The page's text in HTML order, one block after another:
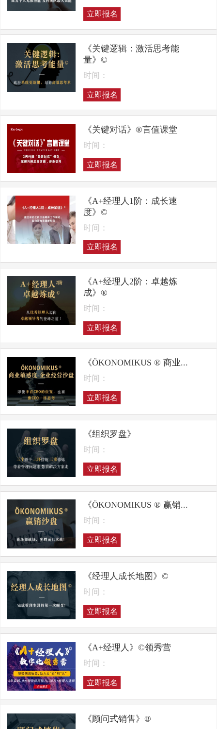
立即报名
《关键逻辑：激活思考能
量》©
时间：
立即报名
《关键对话》®言值课堂
时间：
立即报名
《A+经理人1阶：成长速
度》©
时间：
立即报名
《A+经理人2阶：卓越炼
成》®
时间：
立即报名
《ÖKONOMIKUS ® 商业...
时间：
立即报名
《组织罗盘》
时间：
立即报名
《ÖKONOMIKUS ® 赢销...
时间：
立即报名
《经理人成长地图》©
时间：
立即报名
《A+经理人》©领秀营
时间：
立即报名
《顾问式销售》®